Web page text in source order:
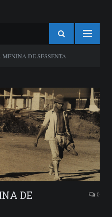
DE SESSENTA
DE
0